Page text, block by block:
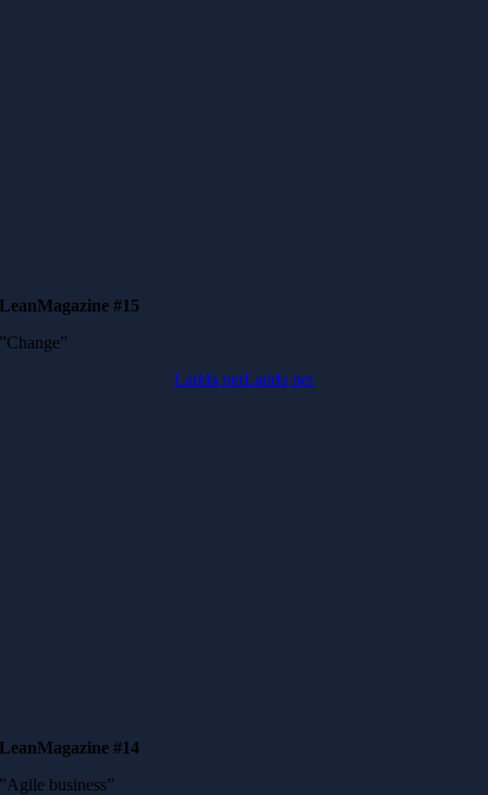
LeanMagazine #15
”Change”
Ladda nerLadda ner
LeanMagazine #14
”Agile business”